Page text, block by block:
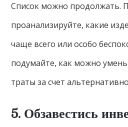
Список можно продолжать.
проанализируйте, какие
чаще всего или особо
подумайте, как можно
траты за счет
5. Обзавестись